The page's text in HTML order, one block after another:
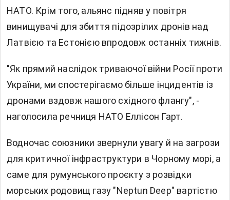
НАТО. Крім того, альянс підняв у повітря
винищувачі для збиття підозрілих дронів над
Латвією та Естонією впродовж останніх тижнів.
"Як прямий наслідок триваючої війни Росії проти
України, ми спостерігаємо більше інцидентів із
дронами вздовж нашого східного флангу", -
наголосила речниця НАТО Еллісон Гарт.
Водночас союзники звернули увагу й на загрози
для критичної інфраструктури в Чорному морі, а
саме для румунського проєкту з розвідки
морських родовищ газу "Neptun Deep" вартістю